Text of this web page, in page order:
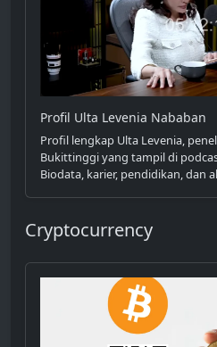
Profil Ulta Levenia Nababan
Profil lengkap Ulta Levenia,
Bukittinggi yang tampil di
Biodata, karier, pendidikan, dan
Cryptocurrency